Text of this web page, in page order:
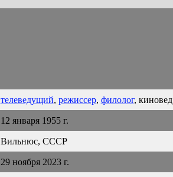
телеведущий, режиссер, филолог, киновед
12 января 1955 г.
Вильнюс, СССР
29 ноября 2023 г.